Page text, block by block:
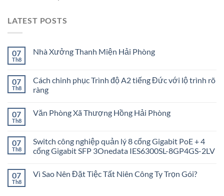
LATEST POSTS
07
Th8
Nhà Xưởng Thanh Miện Hải Phòng
07
Th8
Cách chinh phục Trình độ A2 tiếng Đức với lộ trình rõ
ràng
07
Th8
Văn Phòng Xã Thượng Hồng Hải Phòng
07
Th8
Switch công nghiệp quản lý 8 cổng Gigabit PoE + 4
cổng Gigabit SFP 3Onedata IES6300SL-8GP4GS-2LV
07
Th8
Vì Sao Nên Đặt Tiệc Tất Niên Công Ty Trọn Gói?